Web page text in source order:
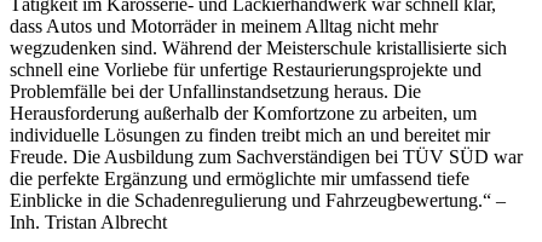
dass Autos und Motorräder in meinem Alltag nicht mehr
wegzudenken sind. Während der Meisterschule kristallisierte sich
schnell eine Vorliebe für unfertige Restaurierungsprojekte und
Problemfälle bei der Unfallinstandsetzung heraus. Die
Herausforderung außerhalb der Komfortzone zu arbeiten, um
individuelle Lösungen zu finden treibt mich an und bereitet mir
Freude. Die Ausbildung zum Sachverständigen bei TÜV SÜD war
die perfekte Ergänzung und ermöglichte mir umfassend tiefe
Einblicke in die Schadenregulierung und Fahrzeugbewertung.“ –
Inh. Tristan Albrecht